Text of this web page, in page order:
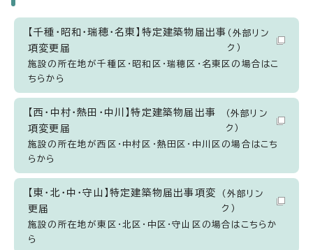
【千種・昭和・瑞穂・名東】特定建築物届出事
項変更届
（外部リン
ク）
施設の所在地が千種区・昭和区・瑞穂区・名東区の場合はこ
ちらから
【西・中村・熱田・中川】特定建築物届出事
項変更届
（外部リン
ク）
施設の所在地が西区・中村区・熱田区・中川区の場合はこち
らから
【東・北・中・守山】特定建築物届出事項変
更届
（外部リン
ク）
施設の所在地が東区・北区・中区・守山区の場合はこちらか
ら